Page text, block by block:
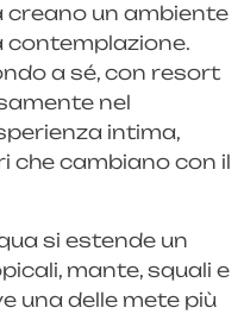
un ambiente
contemplazione.
a sé, con resort
nel
intima,
che cambiano con il
si estende un
mante, squali e
una delle mete più